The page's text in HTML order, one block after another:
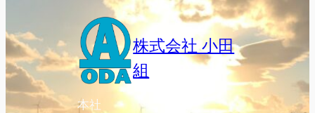
株式会社 小田
組
本社